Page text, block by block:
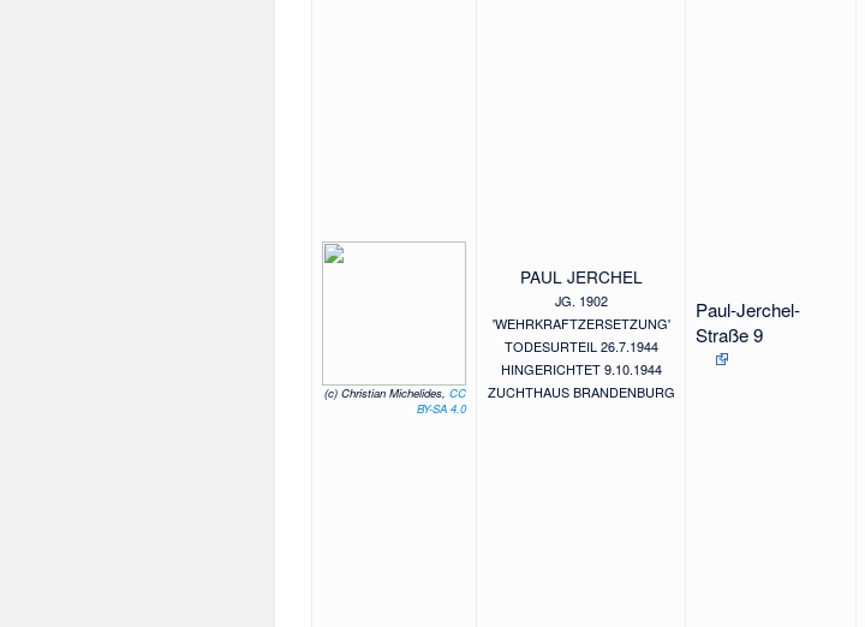
(c) Christian Michelides, CC
BY-SA 4.0
PAUL JERCHEL
JG. 1902
'WEHRKRAFTZERSETZUNG'
TODESURTEIL 26.7.1944
HINGERICHTET 9.10.1944
ZUCHTHAUS BRANDENBURG
Paul-Jerchel-
Straße 9